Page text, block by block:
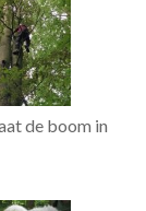
de boom in